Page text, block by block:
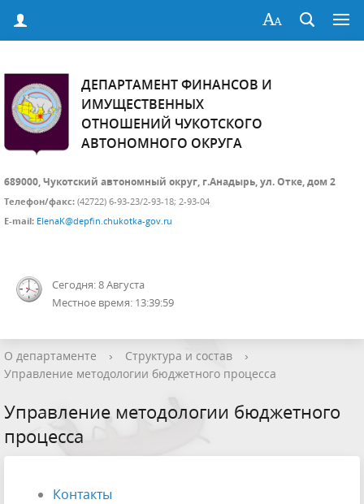
ДЕПАРТАМЕНТ ФИНАНСОВ И
ИМУЩЕСТВЕННЫХ
ОТНОШЕНИЙ ЧУКОТСКОГО
АВТОНОМНОГО ОКРУГА
689000, Чукотский автономный округ, г.Анадырь, ул. Отке, дом 2
Телефон/факс: (42722) 6-93-23/2-93-18; 2-93-04
E-mail: ElenaK@depfin.chukotka-gov.ru
Сегодня: 8 Августа
Местное время: 13:39:59
О департаменте › Структура и состав
›
Управление методологии бюджетного процесса
Управление методологии бюджетного
процесса
Контакты